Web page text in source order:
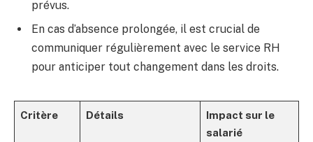
prévus.
En cas d’absence prolongée, il est crucial de
communiquer régulièrement avec le service RH
pour anticiper tout changement dans les droits.
Critère Détails
Impact sur le
salarié